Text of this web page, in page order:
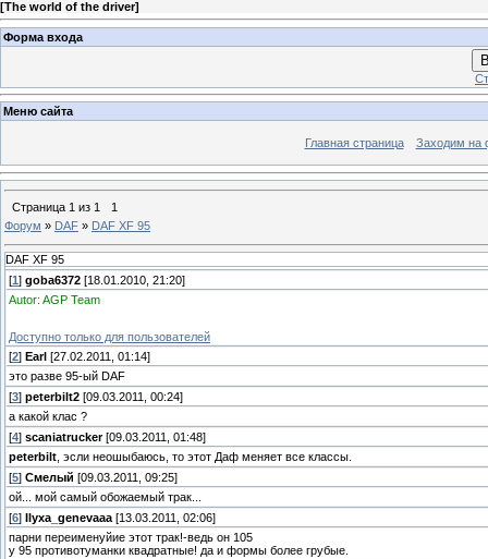
[The world of the driver]
Форма входа
Меню сайта
Главная страница Заходим на
Страница 1 из 1
1
Форум » DAF » DAF XF 95
DAF XF 95
[1 ] goba6372 [18.01.2010, 21:20]
Autor: AGP Team
Доступно только для пользователей
[2] Earl [27.02.2011, 01:14]
это разве 95-ый DAF
[3] peterbilt2 [09.03.2011, 00:24]
а какой клас ?
[4] scaniatrucker[09.03.2011, 01:48]
peterbilt , эсли неошыбаюсь, то этот Даф меняет все классы.
[5] Смелый [09.03.2011, 09:25]
ой... мой самый обожаемый трак...
[6] Ilyxa_genevaaa [13.03.2011, 02:06]
парни переименуйие этот трак!-ведь он 105
у 95 противотуманки квадратные! да и формы более грубые.